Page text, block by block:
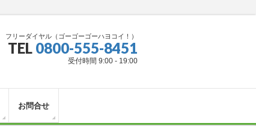
フリーダイヤル（ゴーゴーゴーハヨコイ！）
TEL 0800-555-8451
受付時間 9:00 - 19:00
お問合せ